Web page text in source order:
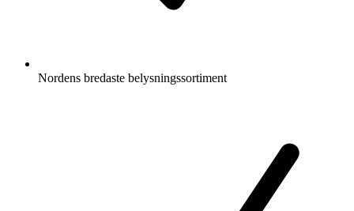
Nordens bredaste belysningssortiment